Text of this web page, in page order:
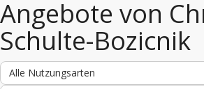
Angebote von
Schulte-Bozicnik
Alle Nutzungsarten